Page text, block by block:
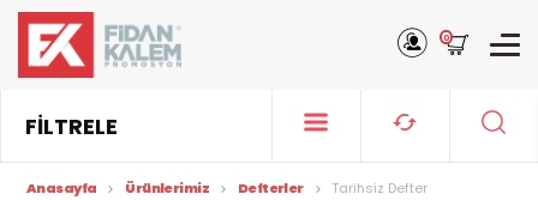
0
FİLTRELE
Anasayfa Ürünlerimiz Defterler Tarihsiz Defter